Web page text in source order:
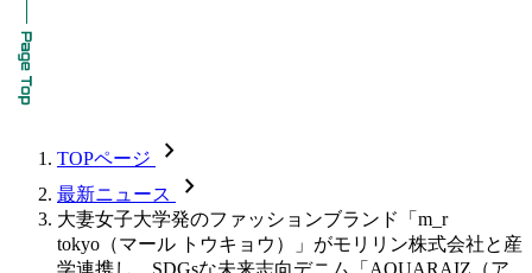
TOPページ chevron_forward
最新ニュース chevron_forward
大妻女子大学発のファッションブランド「m_r
tokyo（マール トウキョウ）」がモリリン株式会社と産
学連携し、SDGsな未来志向デニム「AQUARAIZ（ア